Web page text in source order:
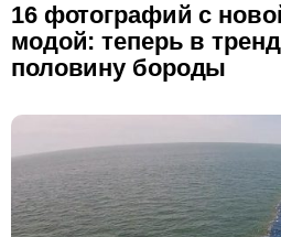
16 фотографий с
модой: теперь в
половину бороды